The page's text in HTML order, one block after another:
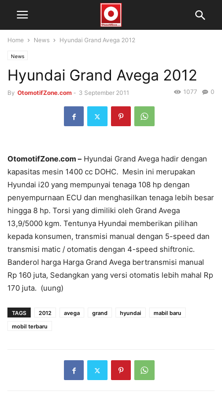
Home News Hyundai Grand Avega 2012
News
Hyundai Grand Avega 2012
By OtomotifZone.com - 3 September 2011 0
1077
OtomotifZone.com – Hyundai Grand Avega hadir dengan
kapasitas mesin 1400 cc DOHC. Mesin ini merupakan
Hyundai i20 yang mempunyai tenaga 108 hp dengan
penyempurnaan ECU dan menghasilkan tenaga lebih besar
hingga 8 hp. Torsi yang dimiliki oleh Grand Avega
13,9/5000 kgm. Tentunya Hyundai memberikan pilihan
kepada konsumen, transmisi manual dengan 5-speed dan
transmisi matic / otomatis dengan 4-speed shiftronic.
Banderol harga Harga Grand Avega bertransmisi manual
Rp 160 juta, Sedangkan yang versi otomatis lebih mahal Rp
170 juta. (uung)
TAGS 2012 avega grand hyundai
mabil baru
mobil terbaru